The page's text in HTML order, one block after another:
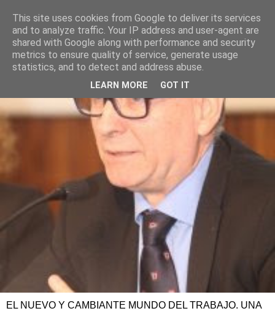
EL NUEVO Y CAMBIANTE MUNDO DEL TRABAJO. UNA
This site uses cookies from Google to deliver its services
and to analyze traffic. Your IP address and user-agent are
shared with Google along with performance and security
metrics to ensure quality of service, generate usage
statistics, and to detect and address abuse.
LEARN MORE GOT IT